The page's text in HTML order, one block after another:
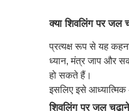
क्या शिवलिंग पर जल
प्रत्यक्ष रूप से यह
ध्यान, मंत्र जाप और
हो सकते हैं।
इसलिए इसे
शिवलिंग पर जल